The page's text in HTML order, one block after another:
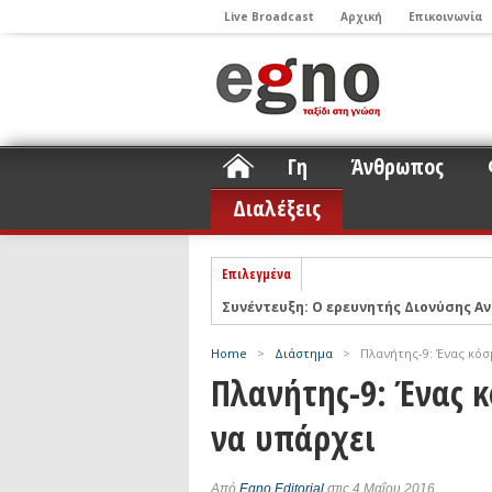
Live Broadcast Αρχική Επικοινωνία
Γη Άνθρωπος
Διαλέξεις
Επιλεγμένα
Συνέντευξη: Ο ερευνητής Διονύσης
ΝΕLIOTA: Το ερευνητικό
Σελήνη
Podcast: Ο Διονύσης Σιμόπουλος
Άρθρο με αφορμή το Nobel Φυσικής
Συνέντευξη: Το ελληνικό
Συνέντευξη: Ο ερευνητής
Home > Διάστημα > Πλανήτης-9: Ένας
Πλανήτης-9: Ένας
να υπάρχει
Από Egno Editorial στις 4 Μαΐου 2016